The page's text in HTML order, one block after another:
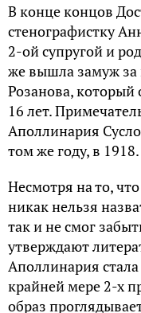
В конце концов
стенографистку
2-ой супругой и
же вышла замуж за
Розанова, который
16 лет.
Аполлинария
том же году, в
Несмотря на то,
никак нельзя
так и не смог
утверждают
Аполлинария
крайней мере 2-х
образ